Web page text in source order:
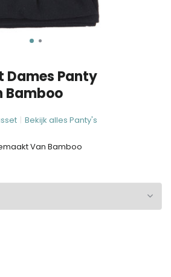
Dames Panty
Bamboo
Bekijk alles Panty's
Van Bamboo